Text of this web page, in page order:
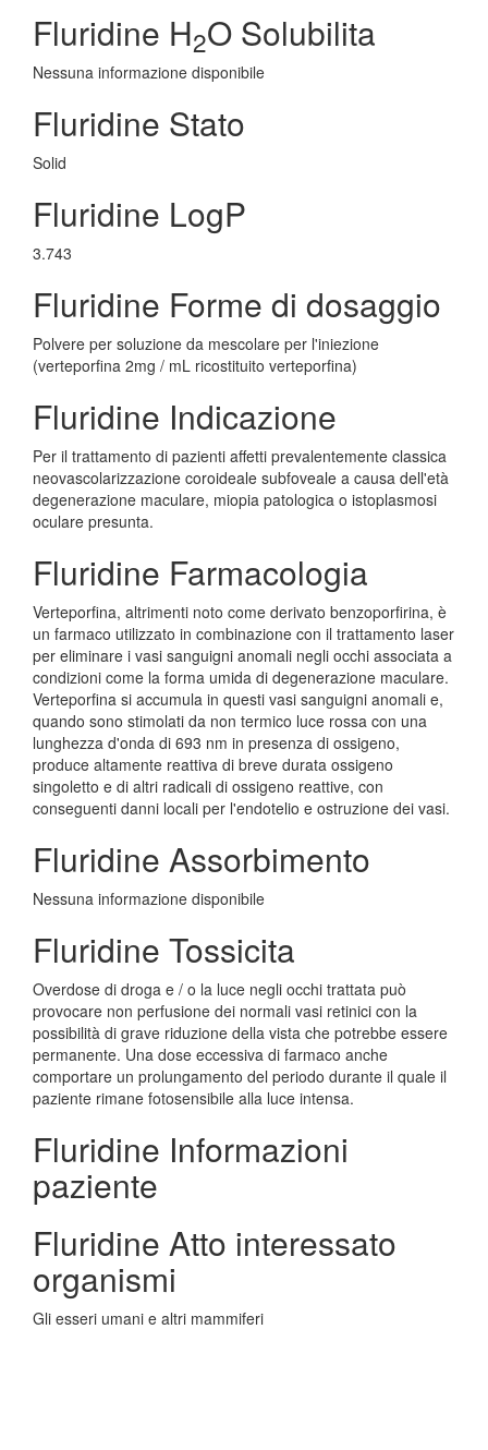
Fluridine H2O Solubilita
Nessuna informazione disponibile
Fluridine Stato
Solid
Fluridine LogP
3.743
Fluridine Forme di dosaggio
Polvere per soluzione da mescolare per l'iniezione
(verteporfina 2mg / mL ricostituito verteporfina)
Fluridine Indicazione
Per il trattamento di pazienti affetti prevalentemente classica
neovascolarizzazione coroideale subfoveale a causa dell'età
degenerazione maculare, miopia patologica o istoplasmosi
oculare presunta.
Fluridine Farmacologia
Verteporfina, altrimenti noto come derivato benzoporfirina, è
un farmaco utilizzato in combinazione con il trattamento laser
per eliminare i vasi sanguigni anomali negli occhi associata a
condizioni come la forma umida di degenerazione maculare.
Verteporfina si accumula in questi vasi sanguigni anomali e,
quando sono stimolati da non termico luce rossa con una
lunghezza d'onda di 693 nm in presenza di ossigeno,
produce altamente reattiva di breve durata ossigeno
singoletto e di altri radicali di ossigeno reattive, con
conseguenti danni locali per l'endotelio e ostruzione dei vasi.
Fluridine Assorbimento
Nessuna informazione disponibile
Fluridine Tossicita
Overdose di droga e / o la luce negli occhi trattata può
provocare non perfusione dei normali vasi retinici con la
possibilità di grave riduzione della vista che potrebbe essere
permanente. Una dose eccessiva di farmaco anche
comportare un prolungamento del periodo durante il quale il
paziente rimane fotosensibile alla luce intensa.
Fluridine Informazioni
paziente
Fluridine Atto interessato
organismi
Gli esseri umani e altri mammiferi